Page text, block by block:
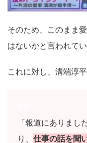
そのため、このまま
はないかと言われてい
これに対し、溝端淳平
「報道にありまし
り、 仕事の話を聞